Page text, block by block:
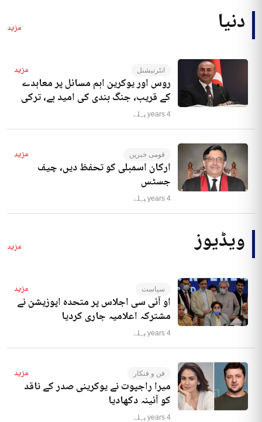
دنیا مزید
انٹرنیشنل مزید
روس اور یوکرین اہم مسائل پر معاہدے
کے قریب، جنگ بندی کی امید ہے، ترکی
4 years پہلے
قومی خبریں مزید
ارکان اسمبلی کو تحفظ دیں، چیف
جسٹس
4 years پہلے
ویڈیوز مزید
سیاست مزید
او آئی سی اجلاس پر متحدہ اپوزیشن نے
مشترکہ اعلامیہ جاری کردیا
4 years پہلے
فن و فنکار مزید
میرا راجپوت نے یوکرینی صدر کے ناقد
کو آئینہ دکھادیا
4 years پہلے